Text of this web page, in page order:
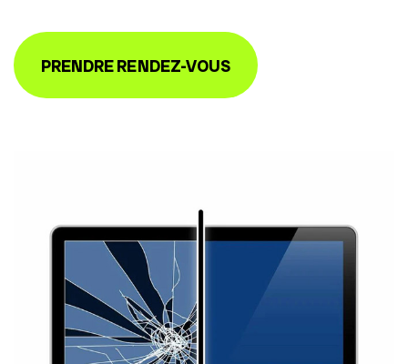
PRENDRE RENDEZ-VOUS